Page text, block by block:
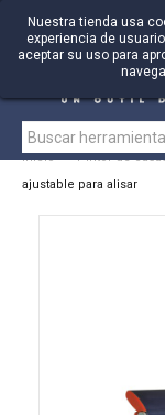
Nuestra tienda usa
experiencia de
aceptar su uso para
Inicio > Pintor de
ajustable para alisar